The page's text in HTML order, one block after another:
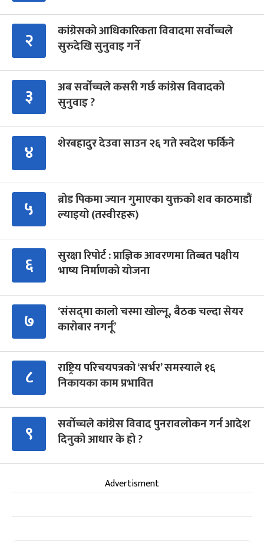
२
कांग्रेसको आधिकारिकता विवादमा सर्वोच्चले
सुरुदेखि सुनुवाइ गर्ने
३
अब सर्वोच्चले कसरी गर्छ कांग्रेस विवादको
सुनुवाइ ?
४ शेरबहादुर देउवा साउन २६ गते स्वदेश फर्किने
५
ब्रोड पिकमा ज्यान गुमाएका युक्तको शव काठमाडौं
ल्याइयो (तस्वीरहरू)
६
सुरक्षा रिपोर्ट : प्राज्ञिक आवरणमा तिब्बत पक्षीय
भाष्य निर्माणको योजना
७
‘संसद्‍मा कालो चस्मा खोल्नू, बैठक चल्दा सेयर
कारोबार नगर्नू’
८
राष्ट्रिय परिचयपत्रको ‘सर्भर’ समस्याले १६
निकायका काम प्रभावित
९
सर्वोच्चले कांग्रेस विवाद पुनरावलोकन गर्न आदेश
दिनुको आधार के हो ?
Advertisment